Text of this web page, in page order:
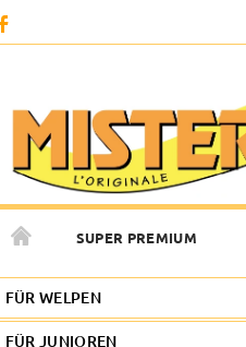
SUPER PREMIUM
FOTOGALERIE
FÜR WELPEN
FÜR JUNIOREN